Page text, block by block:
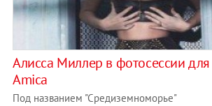
Алисса Миллер в фотосессии
Amica
Под названием "Средиземноморье"